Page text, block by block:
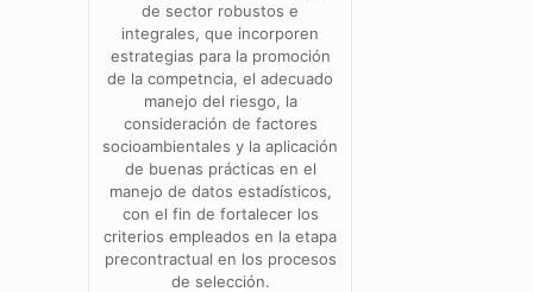
de sector robustos e
integrales, que incorporen
estrategias para la promoción
de la competncia, el adecuado
manejo del riesgo, la
consideración de factores
socioambientales y la aplicación
de buenas prácticas en el
manejo de datos estadísticos,
con el fin de fortalecer los
criterios empleados en la etapa
precontractual en los procesos
de selección.